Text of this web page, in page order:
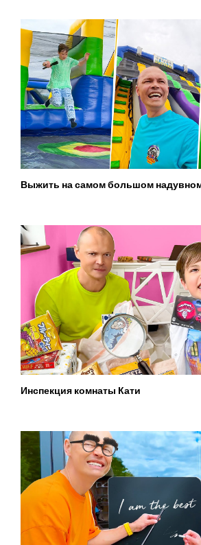
Выжить на самом большом
Инспекция комнаты Кати